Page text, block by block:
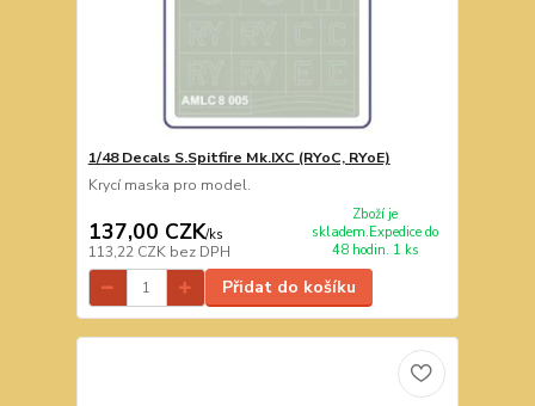
1/48 Decals S.Spitfire Mk.IXC (RYoC, RYoE)
Krycí maska pro model.
137,00 CZK/ks
113,22 CZK bez DPH
Zboží je
skladem.Expedice do
48 hodin. 1 ks
Přidat do košíku